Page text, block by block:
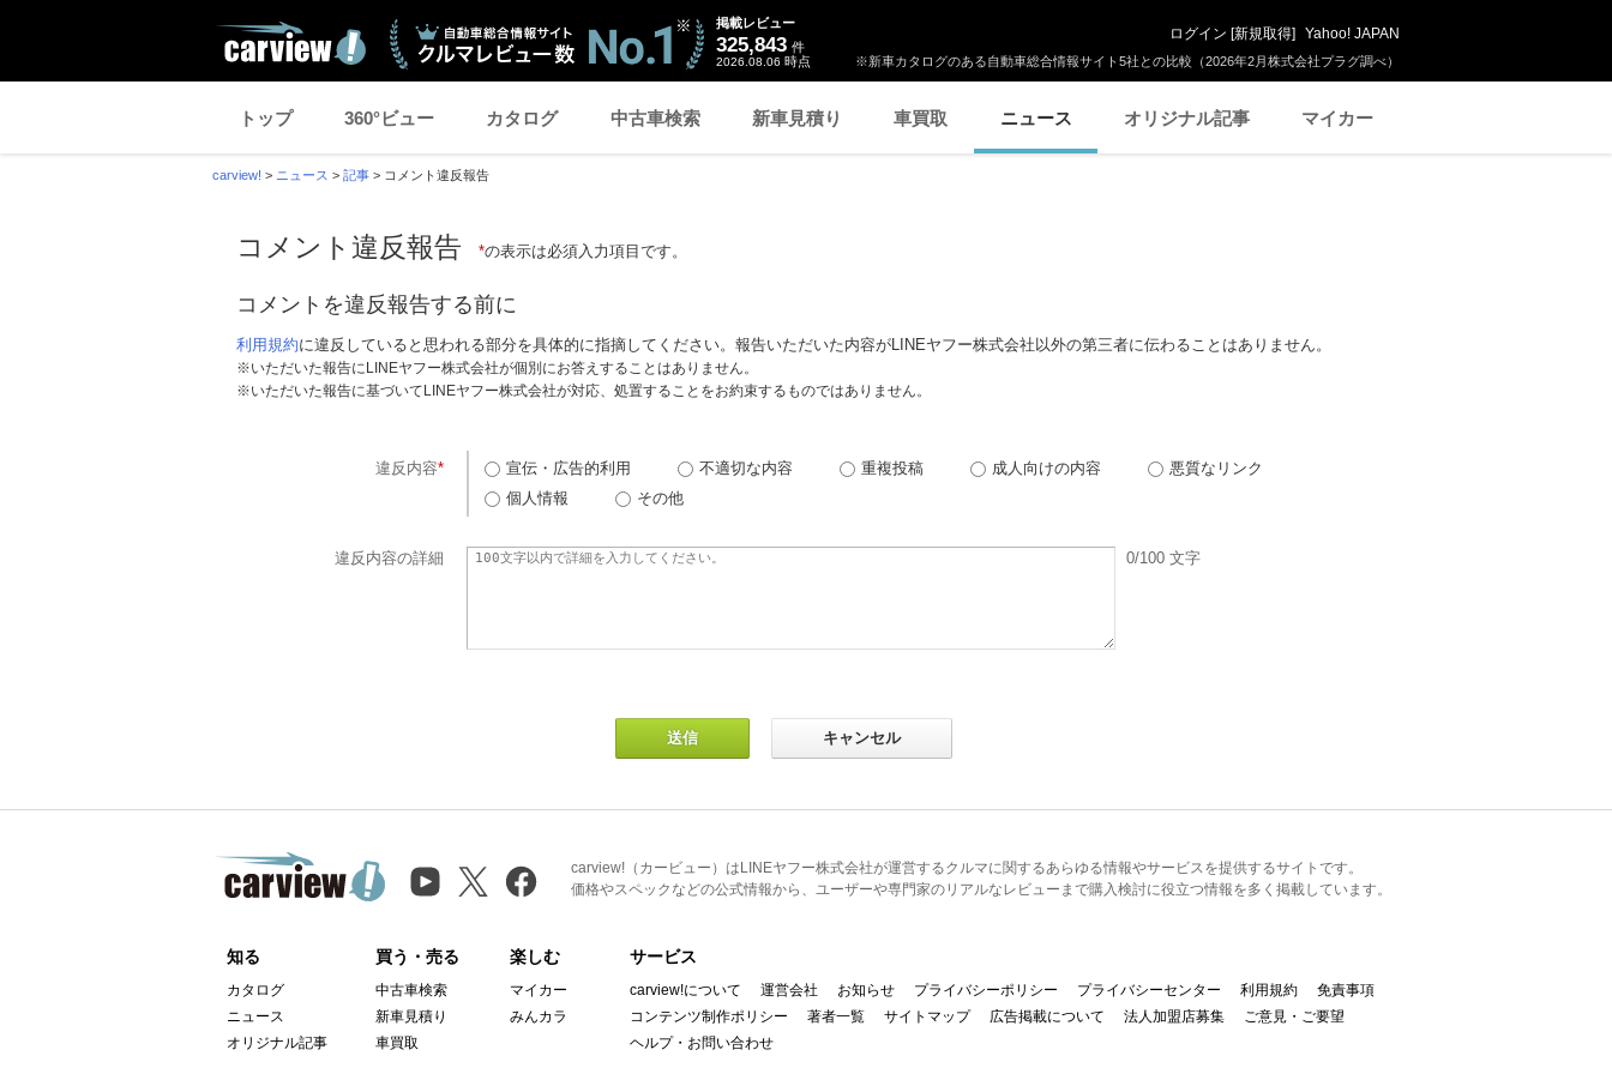
※新車カタログのある自動車総合情報サイト5社との比較（2026年2月株式会社プラグ調べ）
掲載レビュー
325,843 件
2026.08.06 時点
ログイン [新規取得] Yahoo! JAPAN
トップ 360°ビュー カタログ 中古車検索 新車見積り 車買取 ニュース オリジナル記事 マイカー
carview! > ニュース > 記事 > コメント違反報告
コメント違反報告 *の表示は必須入力項目です。
コメントを違反報告する前に
利用規約に違反していると思われる部分を具体的に指摘してください。報告いただいた内容がLINEヤフー株式会社以外の第三者に伝わることはありません。
※いただいた報告にLINEヤフー株式会社が個別にお答えすることはありません。
※いただいた報告に基づいてLINEヤフー株式会社が対応、処置することをお約束するものではありません。
違反内容* 宣伝・広告的利用 不適切な内容 重複投稿 成人向けの内容
悪質なリンク
個人情報
その他
違反内容の詳細 0/100 文字
carview!（カービュー）はLINEヤフー株式会社が運営するクルマに関するあらゆる情報やサービスを提供するサイトです。
価格やスペックなどの公式情報から、ユーザーや専門家のリアルなレビューまで購入検討に役立つ情報を多く掲載しています。
知る
カタログ
ニュース
オリジナル記事
買う・売る
中古車検索
新車見積り
車買取
楽しむ
マイカー
みんカラ
サービス
carview!について 運営会社 お知らせ プライバシーポリシー プライバシーセンター 利用規約
免責事項
コンテンツ制作ポリシー
著者一覧 サイトマップ 広告掲載について 法人加盟店募集
ご意見・ご要望
ヘルプ・お問い合わせ